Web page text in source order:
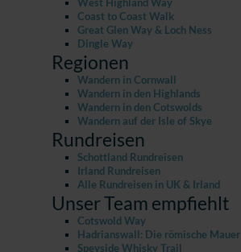
Coast to Coast Walk
Great Glen Way & Loch Ness
Dingle Way
Regionen
Wandern in Cornwall
Wandern in den Highlands
Wandern in den Cotswolds
Wandern auf der Isle of Skye
Rundreisen
Schottland Rundreisen
Irland Rundreisen
Alle Rundreisen in UK & Irland
Unser Team empfiehlt
Cotswold Way
Hadrianswall: Die römische Mauer
Speyside Whisky Trail